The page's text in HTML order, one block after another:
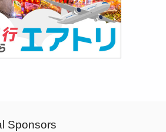
Sponsors